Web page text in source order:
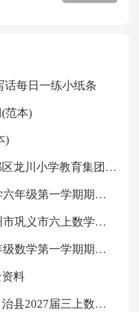
话每日一练小纸条
范本)
)
江苏省扬州市江都区龙川小学教育集团2027届数学三上期末含解析
2027届天水市数学六年级第一学期期末综合测试模拟试题含解析
2027届河南省郑州市巩义市六上数学期末达标检测试题含解析
湘潭县2027届四年级数学第一学期期末质量检测试题含解析
料
阿克塞哈萨克族自治县2027届三上数学期末复习检测模拟试题含解析